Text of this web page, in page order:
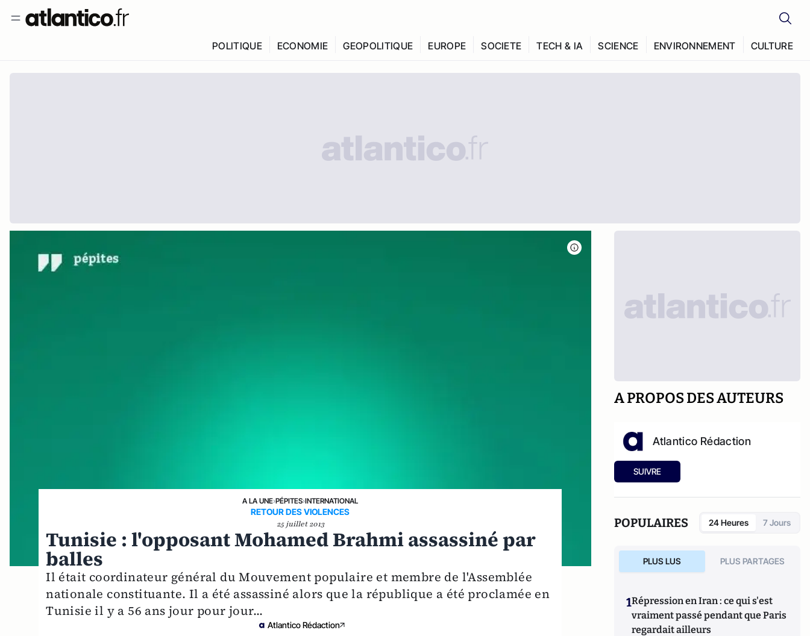
POLITIQUE ECONOMIE GEOPOLITIQUE EUROPE SOCIETE TECH & IA SCIENCE ENVIRONNEMENT CULTURE
A LA UNE›PÉPITES›INTERNATIONAL
RETOUR DES VIOLENCES
25 juillet 2013
Tunisie : l'opposant Mohamed Brahmi assassiné par
balles
Il était coordinateur général du Mouvement populaire et membre de l'Assemblée
nationale constituante. Il a été assassiné alors que la république a été proclamée en
Tunisie il y a 56 ans jour pour jour...
Atlantico Rédaction
A PROPOS DES AUTEURS
Atlantico Rédaction
SUIVRE
POPULAIRES 24 Heures 7 Jours
PLUS LUS PLUS PARTAGES
1Répression en Iran : ce qui s'est
vraiment passé pendant que Paris
regardait ailleurs